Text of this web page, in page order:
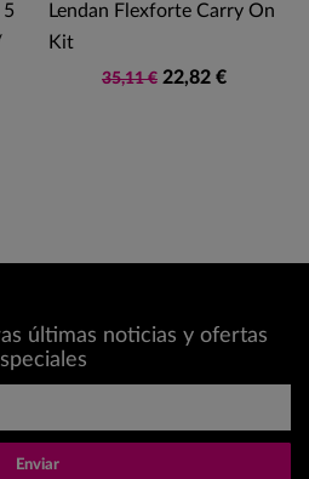
5
Lendan Flexforte Carry On
Kit
35,11 € 22,82 €
últimas noticias y ofertas
Enviar